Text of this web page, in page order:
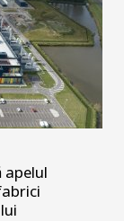
apelul